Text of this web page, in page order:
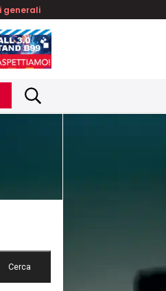
generali
Cerca